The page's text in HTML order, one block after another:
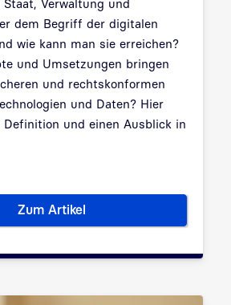
Verwaltung und
dem Begriff der digitalen
wie kann man sie erreichen?
und Umsetzungen bringen
und rechtskonformen
und Daten? Hier
Definition und einen Ausblick in
Zum ArtikelDigitale Souveränität: Was ist